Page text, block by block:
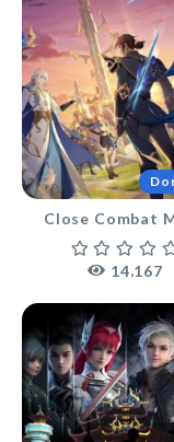
Close Combat
14,167